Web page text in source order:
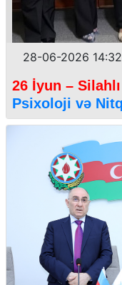
28-06-2026 14:32
26 İyun –
Psixoloji və